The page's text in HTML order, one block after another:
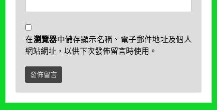
在瀏覽器中儲存顯示名稱、電子郵件地址及個人
網站網址，以供下次發佈留言時使用。